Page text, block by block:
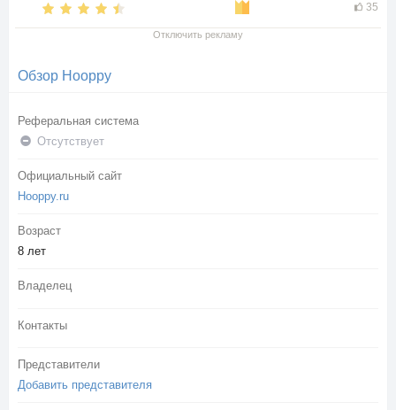
35
Отключить рекламу
Обзор Hooppy
Реферальная система
Отсутствует
Официальный сайт
Hooppy.ru
Возраст
8 лет
Владелец
Контакты
Представители
Добавить представителя